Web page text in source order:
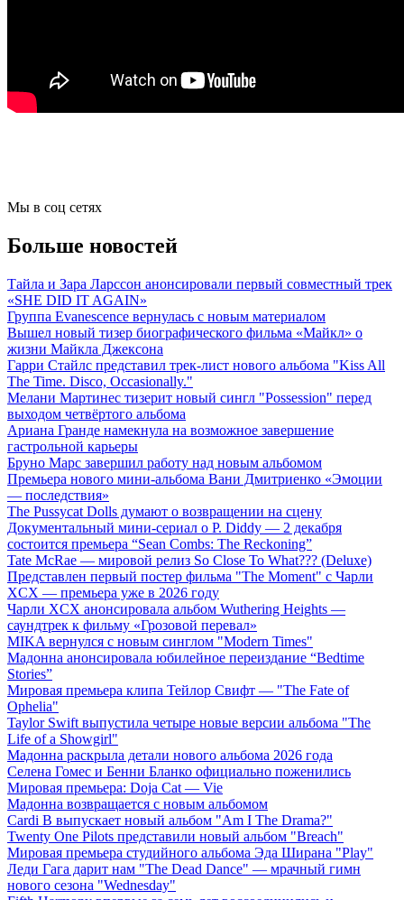
Мы в соц сетях
Больше новостей
Тайла и Зара Ларссон анонсировали первый совместный трек
«SHE DID IT AGAIN»
Группа Evanescence вернулась с новым материалом
Вышел новый тизер биографического фильма «Майкл» о
жизни Майкла Джексона
Гарри Стайлс представил трек-лист нового альбома "Kiss All
The Time. Disco, Occasionally."
Мелани Мартинес тизерит новый сингл "Possession" перед
выходом четвёртого альбома
Ариана Гранде намекнула на возможное завершение
гастрольной карьеры
Бруно Марс завершил работу над новым альбомом
Премьера нового мини-альбома Вани Дмитриенко «Эмоции
— последствия»
The Pussycat Dolls думают о возвращении на сцену
Документальный мини-сериал о P. Diddy — 2 декабря
состоится премьера “Sean Combs: The Reckoning”
Tate McRae — мировой релиз So Close To What??? (Deluxe)
Представлен первый постер фильма "The Moment" с Чарли
XCX — премьера уже в 2026 году
Чарли XCX анонсировала альбом Wuthering Heights —
саундтрек к фильму «Грозовой перевал»
MIKA вернулся с новым синглом "Modern Times"
Мадонна анонсировала юбилейное переиздание “Bedtime
Stories”
Мировая премьера клипа Тейлор Свифт — "The Fate of
Ophelia"
Taylor Swift выпустила четыре новые версии альбома "The
Life of a Showgirl"
Мадонна раскрыла детали нового альбома 2026 года
Селена Гомес и Бенни Бланко официально поженились
Мировая премьера: Doja Cat — Vie
Мадонна возвращается с новым альбомом
Cardi B выпускает новый альбом "Am I The Drama?"
Twenty One Pilots представили новый альбом "Breach"
Мировая премьера студийного альбома Эда Ширана "Play"
Леди Гага дарит нам "The Dead Dance" — мрачный гимн
нового сезона "Wednesday"